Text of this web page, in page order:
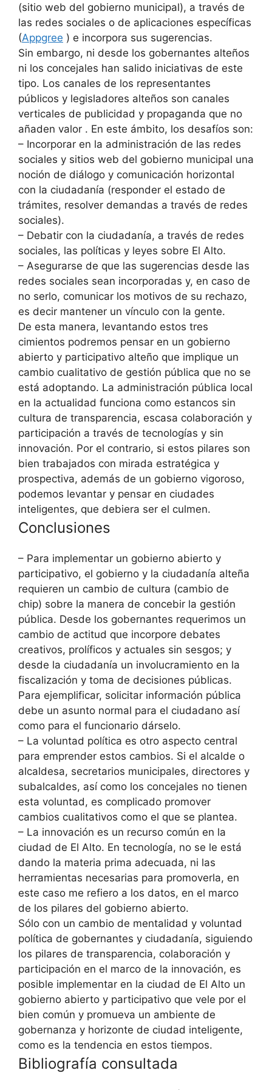
(sitio web del gobierno municipal), a través de
las redes sociales o de aplicaciones específicas
(Appgree ) e incorpora sus sugerencias.
Sin embargo, ni desde los gobernantes alteños
ni los concejales han salido iniciativas de este
tipo. Los canales de los representantes
públicos y legisladores alteños son canales
verticales de publicidad y propaganda que no
añaden valor . En este ámbito, los desafíos son:
– Incorporar en la administración de las redes
sociales y sitios web del gobierno municipal una
noción de diálogo y comunicación horizontal
con la ciudadanía (responder el estado de
trámites, resolver demandas a través de redes
sociales).
– Debatir con la ciudadanía, a través de redes
sociales, las políticas y leyes sobre El Alto.
– Asegurarse de que las sugerencias desde las
redes sociales sean incorporadas y, en caso de
no serlo, comunicar los motivos de su rechazo,
es decir mantener un vínculo con la gente.
De esta manera, levantando estos tres
cimientos podremos pensar en un gobierno
abierto y participativo alteño que implique un
cambio cualitativo de gestión pública que no se
está adoptando. La administración pública local
en la actualidad funciona como estancos sin
cultura de transparencia, escasa colaboración y
participación a través de tecnologías y sin
innovación. Por el contrario, si estos pilares son
bien trabajados con mirada estratégica y
prospectiva, además de un gobierno vigoroso,
podemos levantar y pensar en ciudades
inteligentes, que debiera ser el culmen.
Conclusiones
– Para implementar un gobierno abierto y
participativo, el gobierno y la ciudadanía alteña
requieren un cambio de cultura (cambio de
chip) sobre la manera de concebir la gestión
pública. Desde los gobernantes requerimos un
cambio de actitud que incorpore debates
creativos, prolíficos y actuales sin sesgos; y
desde la ciudadanía un involucramiento en la
fiscalización y toma de decisiones públicas.
Para ejemplificar, solicitar información pública
debe un asunto normal para el ciudadano así
como para el funcionario dárselo.
– La voluntad política es otro aspecto central
para emprender estos cambios. Si el alcalde o
alcaldesa, secretarios municipales, directores y
subalcaldes, así como los concejales no tienen
esta voluntad, es complicado promover
cambios cualitativos como el que se plantea.
– La innovación es un recurso común en la
ciudad de El Alto. En tecnología, no se le está
dando la materia prima adecuada, ni las
herramientas necesarias para promoverla, en
este caso me refiero a los datos, en el marco
de los pilares del gobierno abierto.
Sólo con un cambio de mentalidad y voluntad
política de gobernantes y ciudadanía, siguiendo
los pilares de transparencia, colaboración y
participación en el marco de la innovación, es
posible implementar en la ciudad de El Alto un
gobierno abierto y participativo que vele por el
bien común y promueva un ambiente de
gobernanza y horizonte de ciudad inteligente,
como es la tendencia en estos tiempos.
Bibliografía consultada